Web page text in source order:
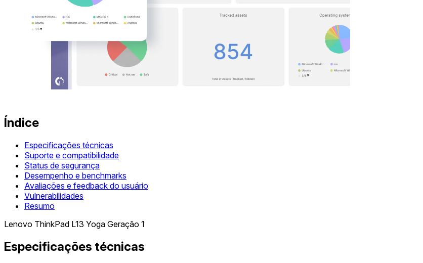
Índice
Especificações técnicas
Suporte e compatibilidade
Status de segurança
Desempenho e benchmarks
Avaliações e feedback do usuário
Vulnerabilidades
Resumo
Lenovo ThinkPad L13 Yoga Geração 1
Especificações técnicas